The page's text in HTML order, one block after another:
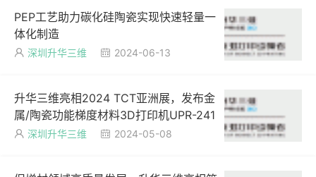
PEP工艺助力碳化硅陶瓷实现快速轻量一
体化制造
 深圳升华三维  2024-06-13
升华三维亮相2024 TCT亚洲展，发布金
属/陶瓷功能梯度材料3D打印机UPR-241
 深圳升华三维  2024-05-08